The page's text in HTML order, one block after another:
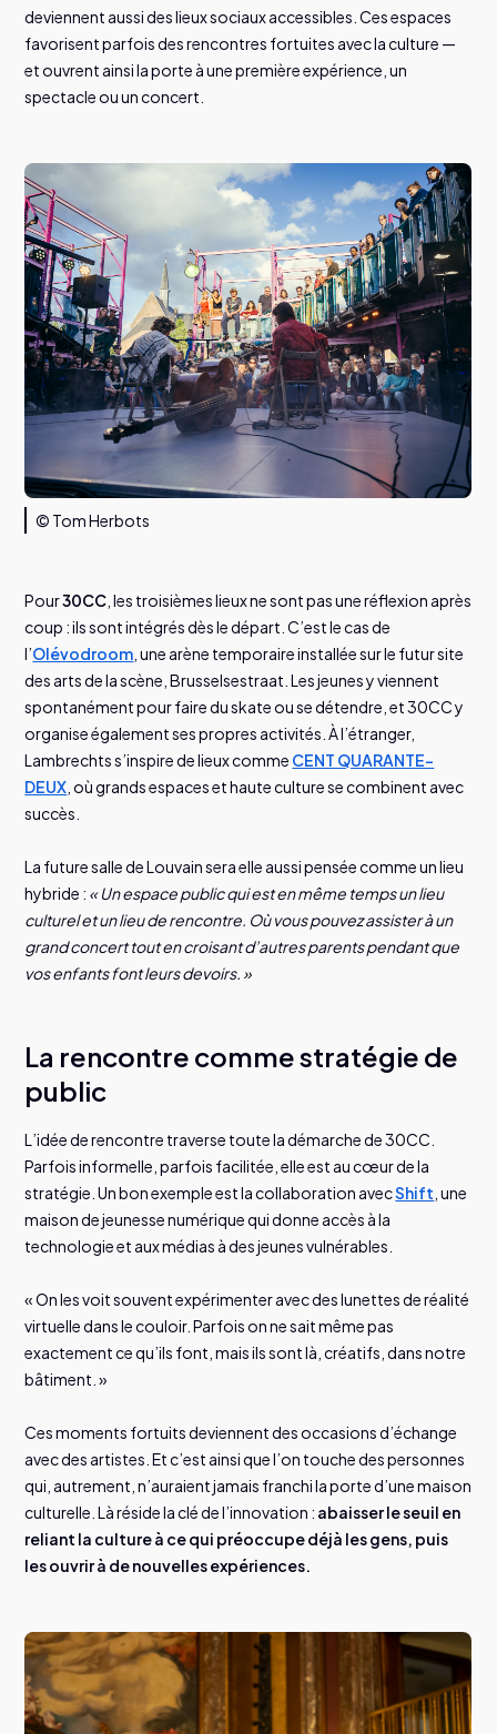
deviennent aussi des lieux sociaux accessibles. Ces espaces
favorisent parfois des rencontres fortuites avec la culture —
et ouvrent ainsi la porte à une première expérience, un
spectacle ou un concert.
© Tom Herbots
Pour30CC , les troisièmes lieux ne sont pas une réflexion après
coup : ils sont intégrés dès le départ. C’est le cas de
l’Olévodroom , une arène temporaire installée sur le futur site
des arts de la scène, Brusselsestraat. Les jeunes y viennent
spontanément pour faire du skate ou se détendre, et 30CC y
organise également ses propres activités. À l’étranger,
Lambrechts s’inspire de lieux comme CENT QUARANTE-
DEUX , où grands espaces et haute culture se combinent avec
succès.
La future salle de Louvain sera elle aussi pensée comme un lieu
hybride : « Un espace public qui est en même temps un lieu
culturel et un lieu de rencontre. Où vous pouvez assister à un
grand concert tout en croisant d’autres parents pendant que
vos enfants font leurs devoirs. »
La rencontre comme stratégie de
public
L’idée de rencontre traverse toute la démarche de 30CC.
Parfois informelle, parfois facilitée, elle est au cœur de la
stratégie. Un bon exemple est la collaboration avecShift , une
maison de jeunesse numérique qui donne accès à la
technologie et aux médias à des jeunes vulnérables.
« On les voit souvent expérimenter avec des lunettes de réalité
virtuelle dans le couloir. Parfois on ne sait même pas
exactement ce qu’ils font, mais ils sont là, créatifs, dans notre
bâtiment. »
Ces moments fortuits deviennent des occasions d’échange
avec des artistes. Et c’est ainsi que l’on touche des personnes
qui, autrement, n’auraient jamais franchi la porte d’une maison
culturelle. Là réside la clé de l’innovation : abaisser le seuil en
reliant la culture à ce qui préoccupe déjà les gens, puis
les ouvrir à de nouvelles expériences.